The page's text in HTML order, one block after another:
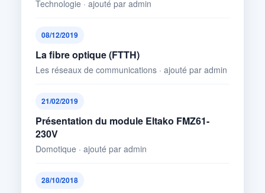
Technologie · ajouté par admin
08/12/2019
La fibre optique (FTTH)
Les réseaux de communications · ajouté par admin
21/02/2019
Présentation du module Eltako FMZ61-
230V
Domotique · ajouté par admin
28/10/2018